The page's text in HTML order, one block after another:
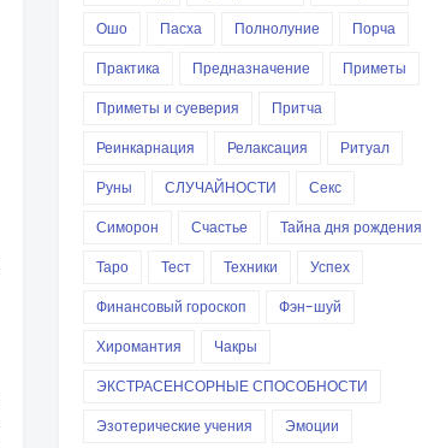
Ошо
Пасха Полнолуние
Порча
Практика
Предназначение
Приметы
Приметы и суеверия
Притча
Реинкарнация
Релаксация
Ритуал
Руны
СЛУЧАЙНОСТИ
Секс
Симорон
Счастье
Тайна дня рождения
Таро
Тест Техники
Успех
Финансовый гороскоп
Фэн-шуй
Хиромантия
Чакры
ЭКСТРАСЕНСОРНЫЕ СПОСОБНОСТИ
Эзотерические учения
Эмоции